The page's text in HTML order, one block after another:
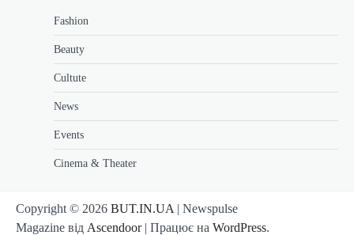
Fashion
Beauty
Cultute
News
Events
Cinema & Theater
Copyright © 2026 BUT.IN.UA | Newspulse
Magazine від Ascendoor| Працює на WordPress.